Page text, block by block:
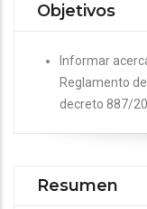
Objetivos
Informar
Reglamento
decreto 887/
Resumen